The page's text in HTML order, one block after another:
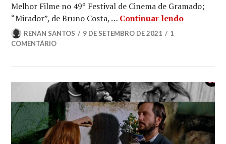
Melhor Filme no 49º Festival de Cinema de Gramado;
“Mirador”, de Bruno Costa, … Continuar lendo10º
RENAN SANTOS 9 DE SETEMBRO DE 2021
1
COMENTÁRIO